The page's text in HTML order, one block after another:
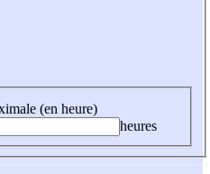
(en heure)
heures